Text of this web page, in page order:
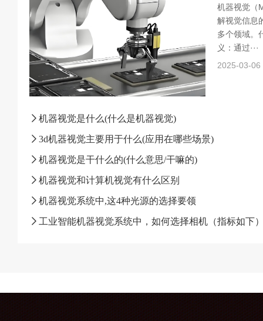
机器视觉（
解视觉信息
多个领域。
义：通过···
2025-03-06
机器视觉是什么(什么是机器视觉)
3d机器视觉主要用于什么(应用在哪些场景)
机器视觉是干什么的(什么意思/干嘛的)
机器视觉和计算机视觉有什么区别
机器视觉系统中,这4种光源的选择要领
工业智能机器视觉系统中，如何选择相机（指标如下